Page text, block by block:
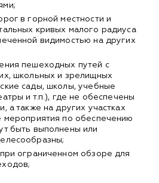
в горной местности и
кривых малого радиуса
видимостью на других
пешеходных путей с
школьных и зрелищных
сады, школы, учебные
и т.п.), где не обеспечены
а также на других участках
мероприятия по обеспечению
быть выполнены или
ограниченном обзоре для